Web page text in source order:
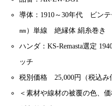
導体：1910～30年代 ビン
㎜）単線 絶縁体 絹糸巻き
ハンダ：KS-Remasta選定
ッチ
税別価格 25,000円（税込み
＜素材や線材の被覆の色、